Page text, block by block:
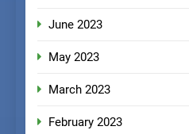
June 2023
May 2023
March 2023
February 2023